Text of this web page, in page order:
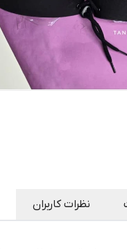
نظرات کاربران